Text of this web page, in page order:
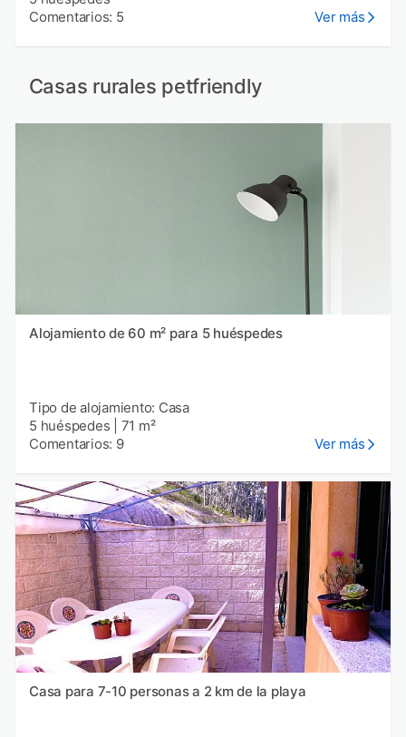
Comentarios: 5
Ver más
Casas rurales petfriendly
Alojamiento de 60 m² para 5 huéspedes
Tipo de alojamiento: Casa
5 huéspedes
71 m²
Comentarios: 9
Ver más
Casa para 7-10 personas a 2 km de la playa